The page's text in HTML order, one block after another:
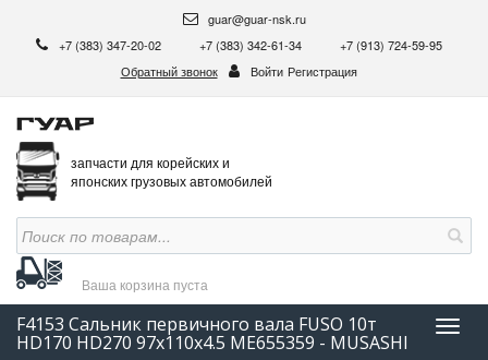
guar@guar-nsk.ru
+7 (383) 347-20-02
+7 (383) 342-61-34
+7 (913) 724-59-95
Обратный звонок
Войти Регистрация
запчасти для корейских и
японских грузовых автомобилей
Ваша корзина пуста
F4153 Сальник первичного вала FUSO 10т
HD170 HD270 97x110x4.5 ME655359 - MUSASHI